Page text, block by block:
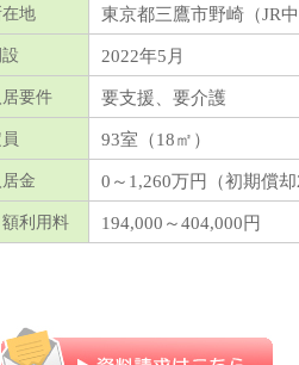
在地 東京都三鷹市野崎（JR
設 2022年5月
居要件 要支援、要介護
93室（18㎡）
居金 0～1,260万円（初期償却
額利用料 194,000～404,000円